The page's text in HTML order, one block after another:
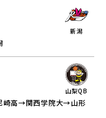
新潟
山梨QB
崎高→関西学院大→山形